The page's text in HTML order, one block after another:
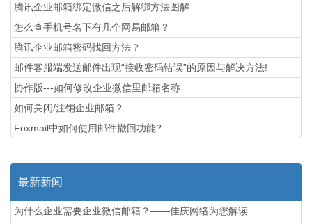
腾讯企业邮箱绑定微信之后解绑方法图解
怎么查手机号名下有几个网易邮箱？
腾讯企业邮箱密码找回方法？
邮件客服端发送邮件出现“接收密码错误”的原因与解决方法!
协作版---如何修改企业微信里邮箱名称
如何关闭/注销企业邮箱？
Foxmail中如何使用邮件撤回功能?
最新新闻
为什么企业需要企业微信邮箱？——佳庆网络为您解读